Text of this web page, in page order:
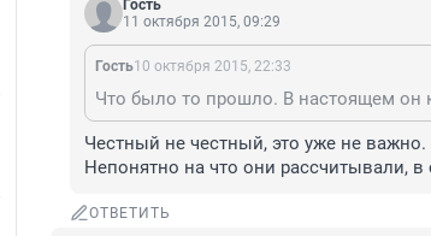
Гость
11 октября 2015, 09:29
Гость10 октября 2015, 22:33
Честный не честный, это уже не
Непонятно на что они рассчитывали,
ОТВЕТИТЬ